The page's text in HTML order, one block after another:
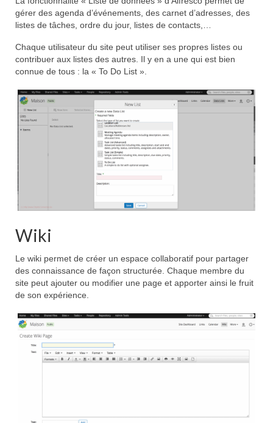
gérer des agenda d’événements, des carnet d’adresses, des
listes de tâches, ordre du jour, listes de contacts,…
Chaque utilisateur du site peut utiliser ses propres listes ou
contribuer aux listes des autres. Il y en a une qui est bien
connue de tous : la « To Do List ».
Wiki
Le wiki permet de créer un espace collaboratif pour partager
des connaissance de façon structurée. Chaque membre du
site peut ajouter ou modifier une page et apporter ainsi le fruit
de son expérience.